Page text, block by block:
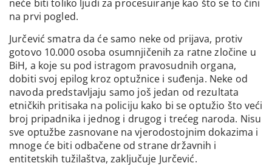
neće biti toliko ljudi za procesuiranje kao što se to čini
na prvi pogled.
Jurčević smatra da će samo neke od prijava, protiv
gotovo 10.000 osoba osumnjičenih za ratne zločine u
BiH, a koje su pod istragom pravosudnih organa,
dobiti svoj epilog kroz optužnice i suđenja. Neke od
navoda predstavljaju samo još jedan od rezultata
etničkih pritisaka na policiju kako bi se optužio što veći
broj pripadnika i jednog i drugog i trećeg naroda. Nisu
sve optužbe zasnovane na vjerodostojnim dokazima i
mnoge će biti odbačene od strane državnih i
entitetskih tužilaštva, zaključuje Jurčević.